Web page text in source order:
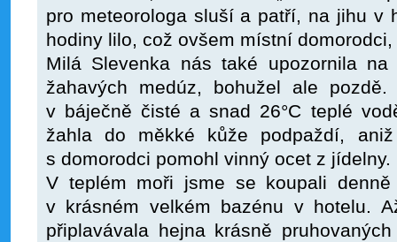
pro meteorologa sluší a patří, na jihu v
hodiny lilo, což ovšem místní
Milá Slevenka nás také upozornila
žahavých medúz, bohužel ale
v báječně čisté a snad 26°C teplé
žahla do měkké kůže podpaždí,
s domorodci pomohl vinný ocet z jídelny.
V teplém moři jsme se koupali
v krásném velkém bazénu v hotelu.
připlavávala hejna krásně